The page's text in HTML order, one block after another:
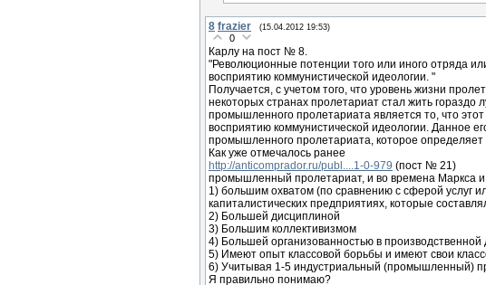
8 frazier (15.04.2012 19:53)
0
Карлу на пост № 8.
"Революционные потенции того или иного отряда
восприятию коммунистической идеологии. "
Получается, с учетом того, что уровень жизни
некоторых странах пролетариат стал жить гораздо
промышленного пролетариата является то, что
восприятию коммунистической идеологии. Данное
промышленного пролетариата, которое
Как уже отмечалось ранее
http://anticomprador.ru/publ....1-0-979 (пост № 21)
промышленный пролетариат, и во времена Маркса
1) большим охватом (по сравнению с сферой услуг
капиталистических предприятиях, которые
2) Большей дисциплиной
3) Большим коллективизмом
4) Большей организованностью в
5) Имеют опыт классовой борьбы и имеют свои
6) Учитывая 1-5 индустриальный (промышленный)
Я правильно понимаю?